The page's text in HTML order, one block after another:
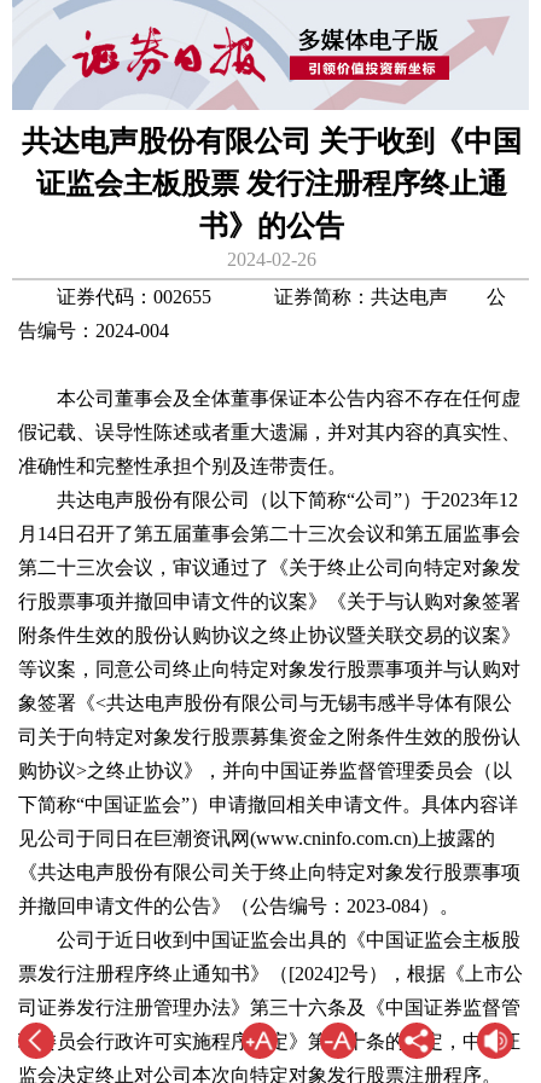
共达电声股份有限公司 关于收到《中国
证监会主板股票 发行注册程序终止通
书》的公告
2024-02-26
证券代码：002655 证券简称：共达电声 公
告编号：2024-004
本公司董事会及全体董事保证本公告内容不存在任何虚
假记载、误导性陈述或者重大遗漏，并对其内容的真实性、
准确性和完整性承担个别及连带责任。
共达电声股份有限公司（以下简称“公司”）于2023年12
月14日召开了第五届董事会第二十三次会议和第五届监事会
第二十三次会议，审议通过了《关于终止公司向特定对象发
行股票事项并撤回申请文件的议案》《关于与认购对象签署
附条件生效的股份认购协议之终止协议暨关联交易的议案》
等议案，同意公司终止向特定对象发行股票事项并与认购对
象签署《<共达电声股份有限公司与无锡韦感半导体有限公
司关于向特定对象发行股票募集资金之附条件生效的股份认
购协议>之终止协议》，并向中国证券监督管理委员会（以
下简称“中国证监会”）申请撤回相关申请文件。具体内容详
见公司于同日在巨潮资讯网(www.cninfo.com.cn)上披露的
《共达电声股份有限公司关于终止向特定对象发行股票事项
并撤回申请文件的公告》（公告编号：2023-084）。
公司于近日收到中国证监会出具的《中国证监会主板股
票发行注册程序终止通知书》（[2024]2号），根据《上市公
司证券发行注册管理办法》第三十六条及《中国证券监督管
理委员会行政许可实施程序规定》第四十条的规定，中国证
监会决定终止对公司本次向特定对象发行股票注册程序。